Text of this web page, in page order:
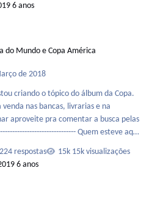
6 anos
do Mundo e Copa América
de 2018
criando o tópico do álbum da Copa.
nas bancas, livrarias e na
deixo para quem quiser re-lembrar
de 2014.
224 respostas
15k visualizações
6 anos